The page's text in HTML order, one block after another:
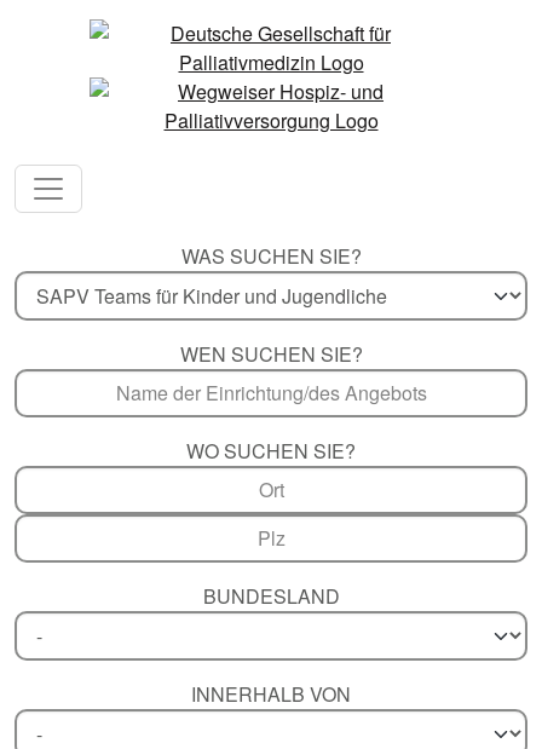
WAS SUCHEN SIE?
WEN SUCHEN SIE?
WO SUCHEN SIE?
BUNDESLAND
INNERHALB VON